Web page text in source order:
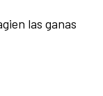
las ganas